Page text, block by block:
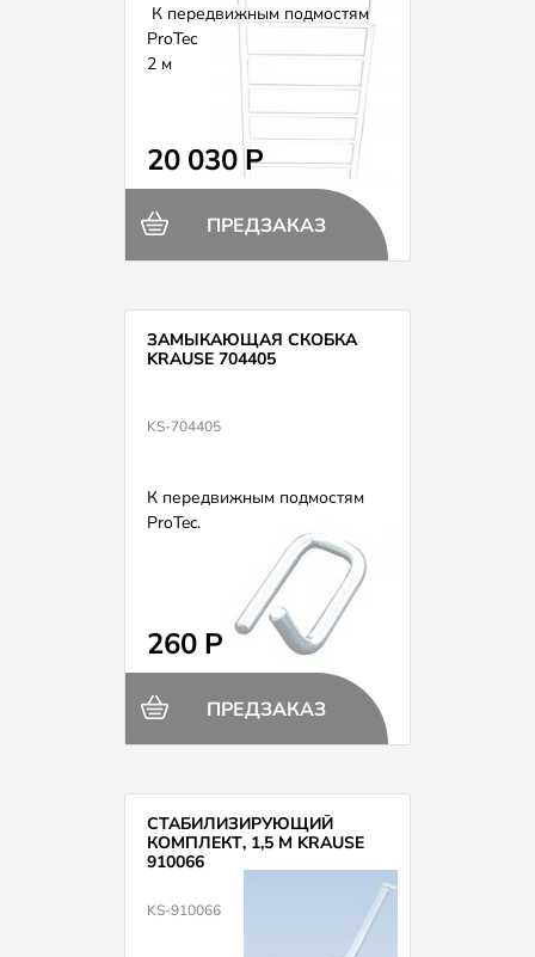
К передвижным подмостям
ProTec
2 м
20 030 Р
ПРЕДЗАКАЗ
ЗАМЫКАЮЩАЯ СКОБКА
KRAUSE 704405
KS-704405
К передвижным подмостям
ProTec.
260 Р
ПРЕДЗАКАЗ
СТАБИЛИЗИРУЮЩИЙ
КОМПЛЕКТ, 1,5 М KRAUSE
910066
KS-910066